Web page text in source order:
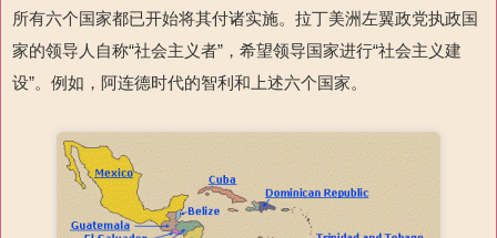
所有六个国家都已开始将其付诸实施。拉丁美洲左翼政党执政国
家的领导人自称“社会主义者”，希望领导国家进行“社会主义建
设”。例如，阿连德时代的智利和上述六个国家。